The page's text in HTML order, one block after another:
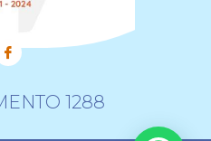
1288